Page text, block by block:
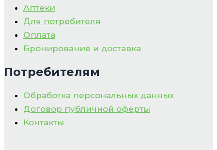
Аптеки
Для потребителя
Оплата
Бронирование и доставка
Потребителям
Обработка персональных данных
Договор публичной оферты
Контакты